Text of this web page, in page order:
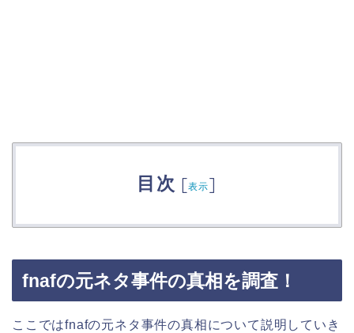
目次 [表示]
fnafの元ネタ事件の真相を調査！
ここではfnafの元ネタ事件の真相について説明していき